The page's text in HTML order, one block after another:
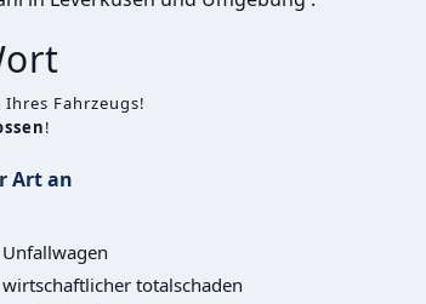
Fahrzeugs!
!
Art an
Unfallwagen
wirtschaftlicher totalschaden